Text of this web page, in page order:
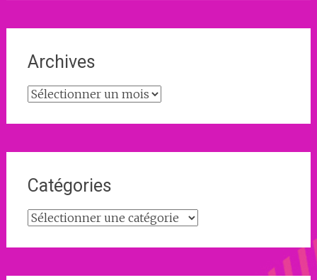
Archives
Archives
Catégories
Catégories